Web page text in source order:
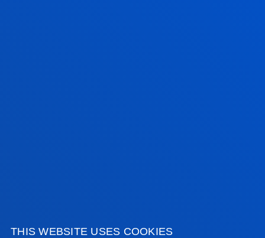
THIS WEBSITE USES COOKIES
NEWS & EVENTS